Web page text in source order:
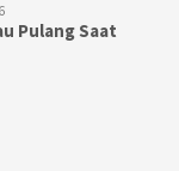
Pulang Saat